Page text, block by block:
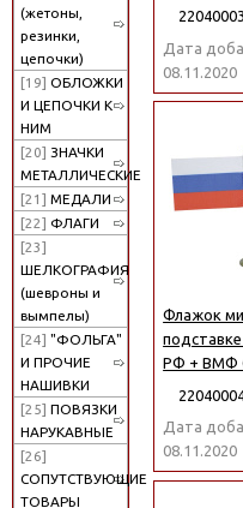
(жетоны,
резинки,
цепочки)
[19] ОБЛОЖКИ
И ЦЕПОЧКИ К
НИМ
[20] ЗНАЧКИ
МЕТАЛЛИЧЕСКИЕ
[21] МЕДАЛИ
[22] ФЛАГИ
[23]
ШЕЛКОГРАФИЯ
(шевроны и
вымпелы)
[24] "ФОЛЬГА"
И ПРОЧИЕ
НАШИВКИ
[25] ПОВЯЗКИ
НАРУКАВНЫЕ
[26]
СОПУТСТВУЮЩИЕ
ТОВАРЫ
22040003
Дата
08.11.2020
Флажок
подставке
РФ + ВМФ
Дата
08.11.2020